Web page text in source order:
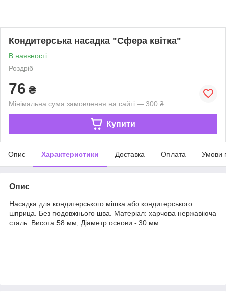
Кондитерська насадка "Сфера квітка"
В наявності
Роздріб
76 ₴
Мінімальна сума замовлення на сайті — 300 ₴
Купити
Опис Характеристики Доставка Оплата Умови
Опис
Насадка для кондитерського мішка або кондитерського
шприца. Без подовжнього шва. Матеріал: харчова нержавіюча
сталь. Висота 58 мм, Діаметр основи - 30 мм.